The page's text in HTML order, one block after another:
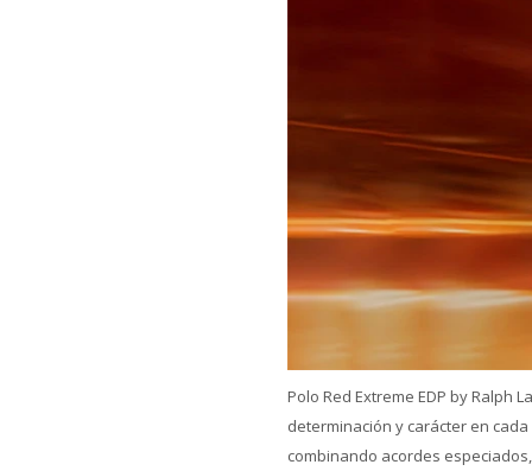
Polo Red Extreme EDP by
determinación y carácter en
combinando acordes